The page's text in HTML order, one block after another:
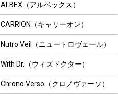
ALBEX（アルベックス）
CARRION（キャリーオン）
Nutro Veil（ニュートロヴェール）
With Dr.（ウィズドクター）
Chrono Verso（クロノヴァーソ）